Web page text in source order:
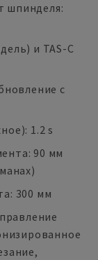
шпинделя:
и TAS-C
с
1.2 s
90 мм
300 мм